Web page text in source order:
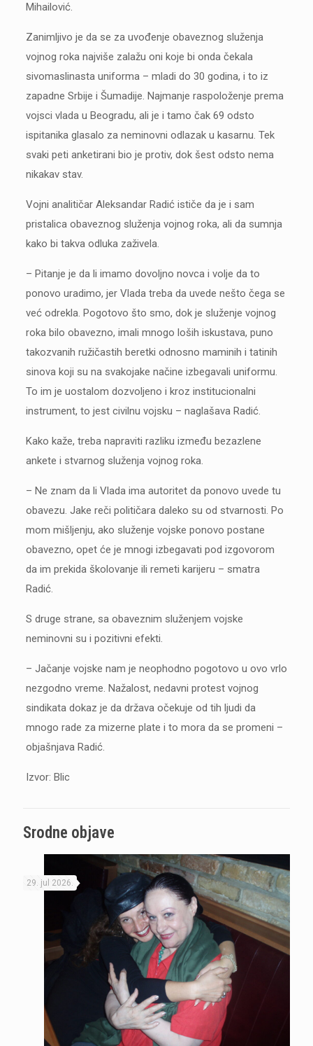
Mihailović.
Zanimljivo je da se za uvođenje obaveznog služenja
vojnog roka najviše zalažu oni koje bi onda čekala
sivomaslinasta uniforma – mladi do 30 godina, i to iz
zapadne Srbije i Šumadije. Najmanje raspoloženje prema
vojsci vlada u Beogradu, ali je i tamo čak 69 odsto
ispitanika glasalo za neminovni odlazak u kasarnu. Tek
svaki peti anketirani bio je protiv, dok šest odsto nema
nikakav stav.
Vojni analitičar Aleksandar Radić ističe da je i sam
pristalica obaveznog služenja vojnog roka, ali da sumnja
kako bi takva odluka zaživela.
– Pitanje je da li imamo dovoljno novca i volje da to
ponovo uradimo, jer Vlada treba da uvede nešto čega se
već odrekla. Pogotovo što smo, dok je služenje vojnog
roka bilo obavezno, imali mnogo loših iskustava, puno
takozvanih ružičastih beretki odnosno maminih i tatinih
sinova koji su na svakojake načine izbegavali uniformu.
To im je uostalom dozvoljeno i kroz institucionalni
instrument, to jest civilnu vojsku – naglašava Radić.
Kako kaže, treba napraviti razliku između bezazlene
ankete i stvarnog služenja vojnog roka.
– Ne znam da li Vlada ima autoritet da ponovo uvede tu
obavezu. Jake reči političara daleko su od stvarnosti. Po
mom mišljenju, ako služenje vojske ponovo postane
obavezno, opet će je mnogi izbegavati pod izgovorom
da im prekida školovanje ili remeti karijeru – smatra
Radić.
S druge strane, sa obaveznim služenjem vojske
neminovni su i pozitivni efekti.
– Jačanje vojske nam je neophodno pogotovo u ovo vrlo
nezgodno vreme. Nažalost, nedavni protest vojnog
sindikata dokaz je da država očekuje od tih ljudi da
mnogo rade za mizerne plate i to mora da se promeni –
objašnjava Radić.
Izvor: Blic
Srodne objave
29. jul 2026.